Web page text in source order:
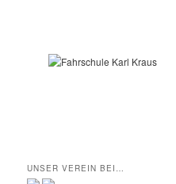
UNSER VEREIN BEI…